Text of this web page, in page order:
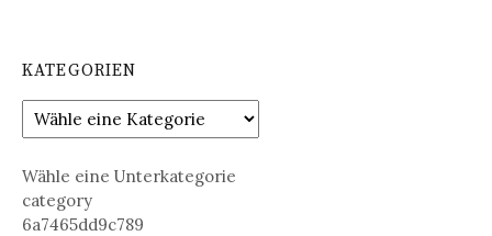
KATEGORIEN
Wähle eine Unterkategorie
category
6a7465dd9c789